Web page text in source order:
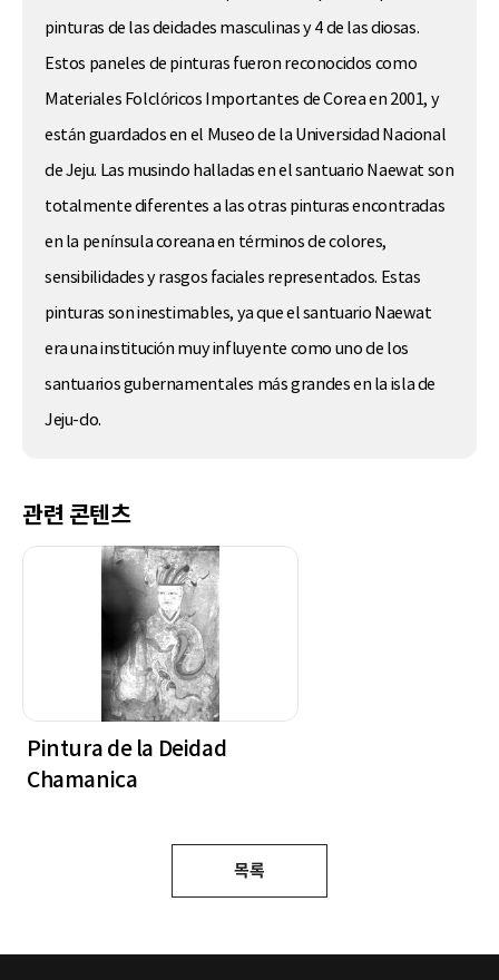
pinturas de las deidades masculinas y 4 de las diosas.
Estos paneles de pinturas fueron reconocidos como
Materiales Folclóricos Importantes de Corea en 2001, y
están guardados en el Museo de la Universidad Nacional
de Jeju. Las musindo halladas en el santuario Naewat son
totalmente diferentes a las otras pinturas encontradas
en la península coreana en términos de colores,
sensibilidades y rasgos faciales representados. Estas
pinturas son inestimables, ya que el santuario Naewat
era una institución muy influyente como uno de los
santuarios gubernamentales más grandes en la isla de
Jeju-do.
관련 콘텐츠
Pintura de la Deidad
Chamanica
목록